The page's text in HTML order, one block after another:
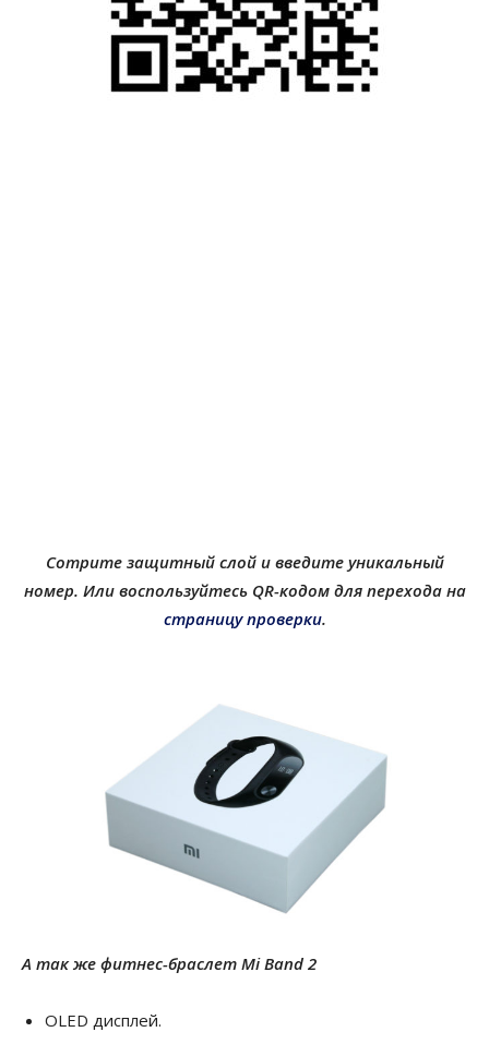
Сотрите защитный слой и введите уникальный
номер. Или воспользуйтесь QR-кодом для перехода на
страницу проверки.
А так же фитнес-браслет ­Mi Band 2
OLED дисплей.